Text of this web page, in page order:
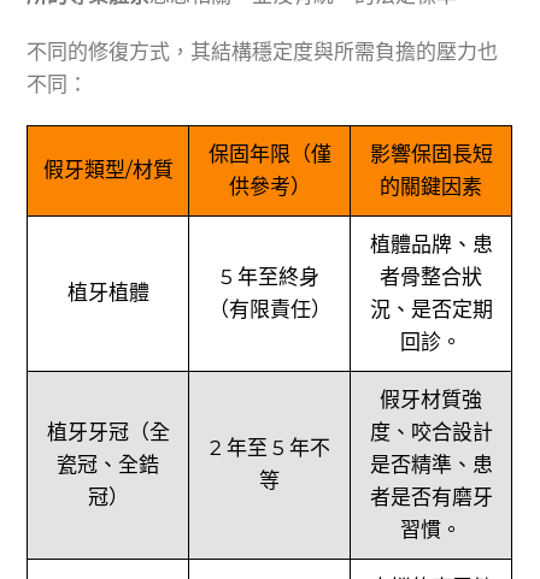
不同的修復方式，其結構穩定度與所需負擔的壓力也
不同：
假牙類型/材質
保固年限（僅
供參考）
影響保固長短
的關鍵因素
植牙植體
5 年至終身
（有限責任）
植體品牌、患
者骨整合狀
況、是否定期
回診。
植牙牙冠（全
瓷冠、全鋯
冠）
2 年至 5 年不
等
假牙材質強
度、咬合設計
是否精準、患
者是否有磨牙
習慣。